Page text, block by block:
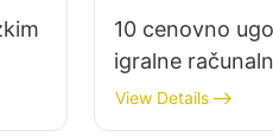
10 cenovno
igralne
preveč denarja
View Details